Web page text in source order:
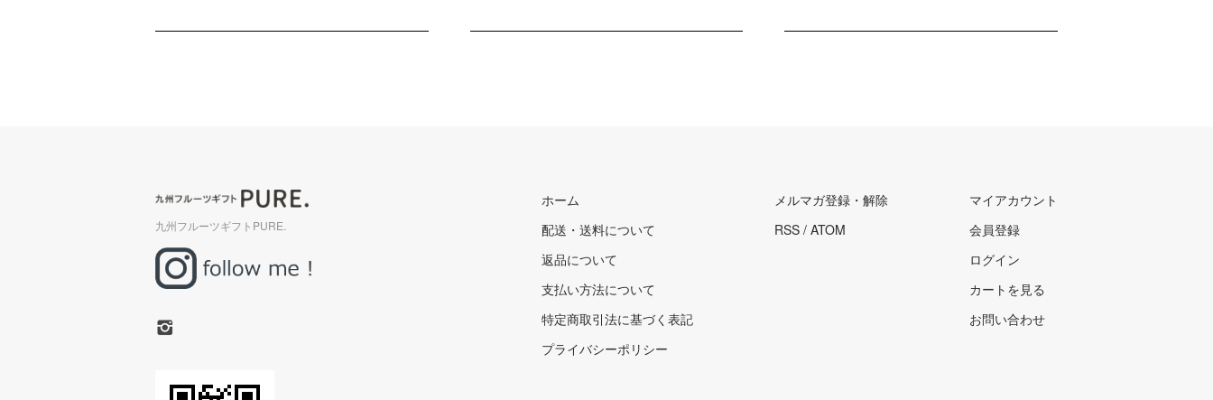
九州フルーツギフトPURE.
ホーム
配送・送料について
返品について
支払い方法について
特定商取引法に基づく表記
プライバシーポリシー
メルマガ登録・解除
RSS / ATOM
マイアカウント
会員登録
ログイン
カートを見る
お問い合わせ